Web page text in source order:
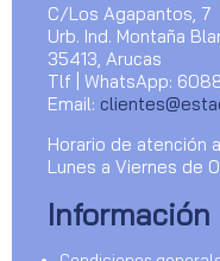
C/Los Agapantos, 7
Urb. Ind. Montaña
35413, Arucas
Tlf | WhatsApp:
Email:
Horario de atención
Lunes a Viernes de
Información